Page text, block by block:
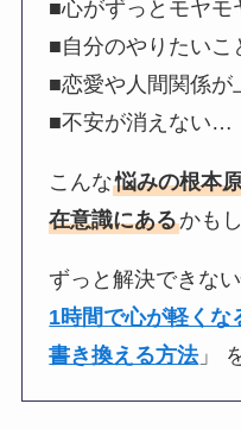
■心がずっとモヤ
■自分のやりたい
■恋愛や人間関係
■不安が消えない…
こんな悩みの根本
在意識にあるかも
ずっと解決できな
1時間で心が軽くな
書き換える方法」